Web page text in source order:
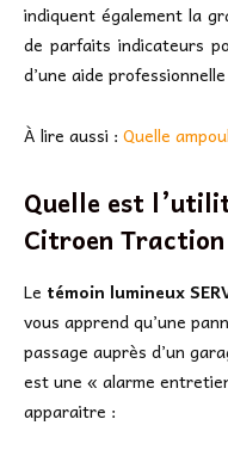
indiquent également la
de parfaits indicateurs
d’une aide
À lire aussi : Quelle
Quelle est
Citroen Traction
Le témoin lumineux
vous apprend qu’une
passage auprès d’un
est une « alarme
apparaitre :